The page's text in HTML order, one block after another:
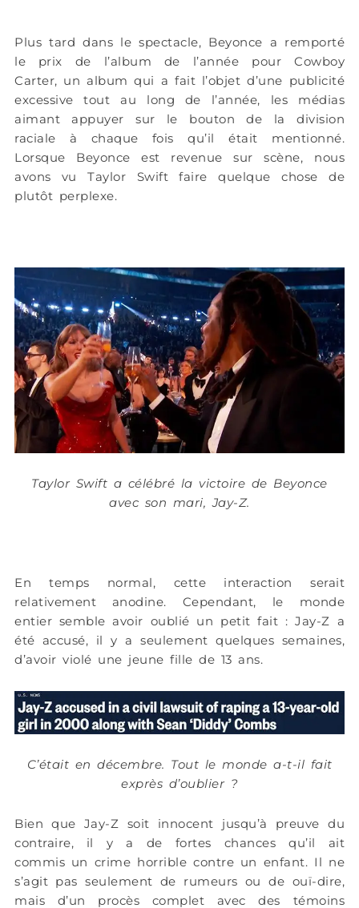
Plus tard dans le spectacle, Beyonce a remporté
le prix de l’album de l’année pour Cowboy
Carter, un album qui a fait l’objet d’une publicité
excessive tout au long de l’année, les médias
aimant appuyer sur le bouton de la division
raciale à chaque fois qu’il était mentionné.
Lorsque Beyonce est revenue sur scène, nous
avons vu Taylor Swift faire quelque chose de
plutôt perplexe.
Taylor Swift a célébré la victoire de Beyonce
avec son mari, Jay-Z.
En temps normal, cette interaction serait
relativement anodine. Cependant, le monde
entier semble avoir oublié un petit fait : Jay-Z a
été accusé, il y a seulement quelques semaines,
d’avoir violé une jeune fille de 13 ans.
C’était en décembre. Tout le monde a-t-il fait
exprès d’oublier ?
Bien que Jay-Z soit innocent jusqu’à preuve du
contraire, il y a de fortes chances qu’il ait
commis un crime horrible contre un enfant. Il ne
s’agit pas seulement de rumeurs ou de ouï-dire,
mais d’un procès complet avec des témoins